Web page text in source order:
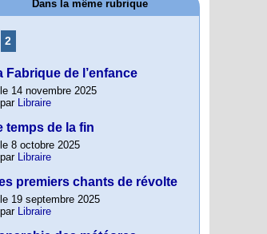
Dans la même rubrique
2
Fabrique de l’enfance
le 14 novembre 2025
par Libraire
temps de la fin
le 8 octobre 2025
par Libraire
premiers chants de révolte
le 19 septembre 2025
par Libraire